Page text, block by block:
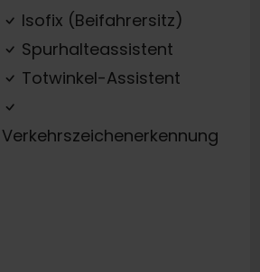
Isofix (Beifahrersitz)
Spurhalteassistent
Totwinkel-Assistent
Verkehrszeichenerkennung